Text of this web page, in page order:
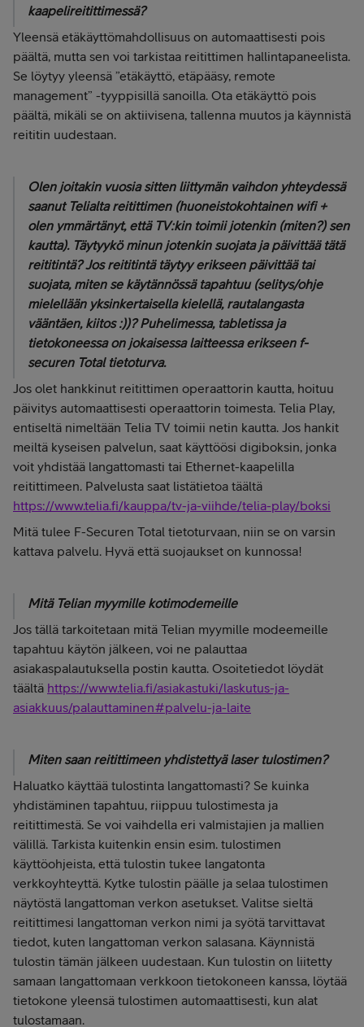
kaapelireitittimessä?
Yleensä etäkäyttömahdollisuus on automaattisesti pois
päältä, mutta sen voi tarkistaa reitittimen hallintapaneelista.
Se löytyy yleensä ”etäkäyttö, etäpääsy, remote
management” -tyyppisillä sanoilla. Ota etäkäyttö pois
päältä, mikäli se on aktiivisena, tallenna muutos ja käynnistä
reititin uudestaan.
Olen joitakin vuosia sitten liittymän vaihdon yhteydessä
saanut Telialta reitittimen (huoneistokohtainen wifi +
olen ymmärtänyt, että TV:kin toimii jotenkin (miten?) sen
kautta). Täytyykö minun jotenkin suojata ja päivittää tätä
reititintä? Jos reititintä täytyy erikseen päivittää tai
suojata, miten se käytännössä tapahtuu (selitys/ohje
mielellään yksinkertaisella kielellä, rautalangasta
vääntäen, kiitos :))? Puhelimessa, tabletissa ja
tietokoneessa on jokaisessa laitteessa erikseen f-
securen Total tietoturva.
Jos olet hankkinut reitittimen operaattorin kautta, hoituu
päivitys automaattisesti operaattorin toimesta. Telia Play,
entiseltä nimeltään Telia TV toimii netin kautta. Jos hankit
meiltä kyseisen palvelun, saat käyttöösi digiboksin, jonka
voit yhdistää langattomasti tai Ethernet-kaapelilla
reitittimeen. Palvelusta saat listätietoa täältä
https://www.telia.fi/kauppa/tv-ja-viihde/telia-play/boksi
Mitä tulee F-Securen Total tietoturvaan, niin se on varsin
kattava palvelu. Hyvä että suojaukset on kunnossa!
Mitä Telian myymille kotimodemeille
Jos tällä tarkoitetaan mitä Telian myymille modeemeille
tapahtuu käytön jälkeen, voi ne palauttaa
asiakaspalautuksella postin kautta. Osoitetiedot löydät
täältä https://www.telia.fi/asiakastuki/laskutus-ja-
asiakkuus/palauttaminen#palvelu-ja-laite
Miten saan reitittimeen yhdistettyä laser tulostimen?
Haluatko käyttää tulostinta langattomasti? Se kuinka
yhdistäminen tapahtuu, riippuu tulostimesta ja
reitittimestä. Se voi vaihdella eri valmistajien ja mallien
välillä. Tarkista kuitenkin ensin esim. tulostimen
käyttöohjeista, että tulostin tukee langatonta
verkkoyhteyttä. Kytke tulostin päälle ja selaa tulostimen
näytöstä langattoman verkon asetukset. Valitse sieltä
reitittimesi langattoman verkon nimi ja syötä tarvittavat
tiedot, kuten langattoman verkon salasana. Käynnistä
tulostin tämän jälkeen uudestaan. Kun tulostin on liitetty
samaan langattomaan verkkoon tietokoneen kanssa, löytää
tietokone yleensä tulostimen automaattisesti, kun alat
tulostamaan.